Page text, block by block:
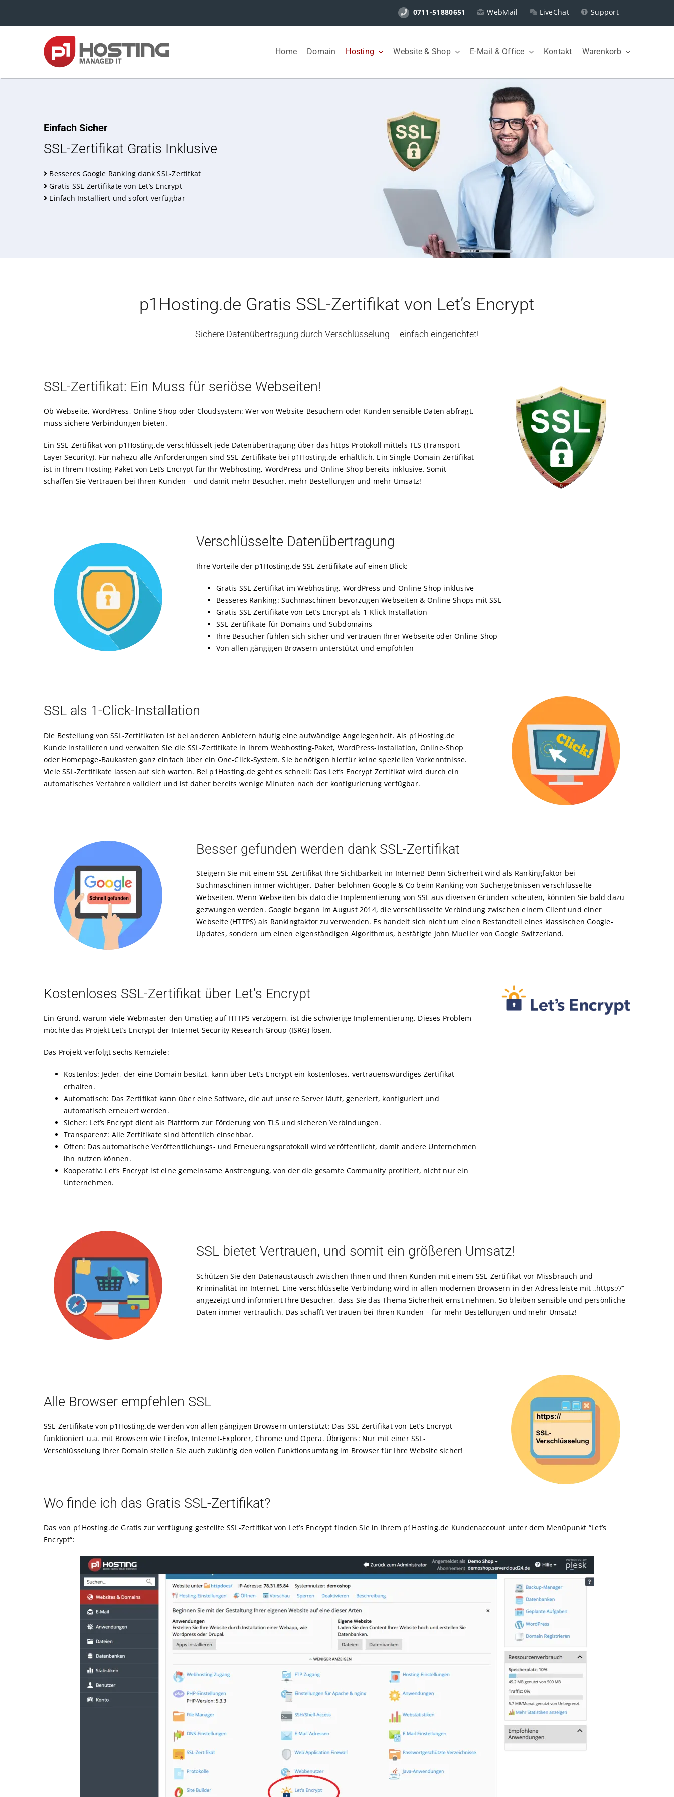
0711-51880651 WebMail LiveChat Support
Home Domain Hosting Website & Shop E-Mail & Office Kontakt Warenkorb
Einfach Sicher
SSL-Zertifikat Gratis Inklusive
Besseres Google Ranking dank SSL-Zertifkat
Gratis SSL-Zertifikate von Let’s Encrypt
Einfach Installiert und sofort verfügbar
p1Hosting.de Gratis SSL-Zertifikat von Let’s Encrypt
Sichere Datenübertragung durch Verschlüsselung – einfach eingerichtet!
SSL-Zertifikat: Ein Muss für seriöse Webseiten!
Ob Webseite, WordPress, Online-Shop oder Cloudsystem: Wer von Website-Besuchern oder Kunden sensible Daten abfragt,
muss sichere Verbindungen bieten.
Ein SSL-Zertifikat von p1Hosting.de verschlüsselt jede Datenübertragung über das https-Protokoll mittels TLS (Transport
Layer Security). Für nahezu alle Anforderungen sind SSL-Zertifikate bei p1Hosting.de erhältlich. Ein Single-Domain-Zertifikat
ist in Ihrem Hosting-Paket von Let’s Encrypt für Ihr Webhosting, WordPress und Online-Shop bereits inklusive. Somit
schaffen Sie Vertrauen bei Ihren Kunden – und damit mehr Besucher, mehr Bestellungen und mehr Umsatz!
Verschlüsselte Datenübertragung
Ihre Vorteile der p1Hosting.de SSL-Zertifikate auf einen Blick:
Gratis SSL-Zertifikat im Webhosting, WordPress und Online-Shop inklusive
Besseres Ranking: Suchmaschinen bevorzugen Webseiten & Online-Shops mit SSL
Gratis SSL-Zertifikate von Let’s Encrypt als 1-Klick-Installation
SSL-Zertifikate für Domains und Subdomains
Ihre Besucher fühlen sich sicher und vertrauen Ihrer Webseite oder Online-Shop
Von allen gängigen Browsern unterstützt und empfohlen
SSL als 1-Click-Installation
Die Bestellung von SSL-Zertifikaten ist bei anderen Anbietern häufig eine aufwändige Angelegenheit. Als p1Hosting.de
Kunde installieren und verwalten Sie die SSL-Zertifikate in Ihrem Webhosting-Paket, WordPress-Installation, Online-Shop
oder Homepage-Baukasten ganz einfach über ein One-Click-System. Sie benötigen hierfür keine speziellen Vorkenntnisse.
Viele SSL-Zertifikate lassen auf sich warten. Bei p1Hosting.de geht es schnell: Das Let’s Encrypt Zertifikat wird durch ein
automatisches Verfahren validiert und ist daher bereits wenige Minuten nach der konfigurierung verfügbar.
Besser gefunden werden dank SSL-Zertifikat
Steigern Sie mit einem SSL-Zertifikat Ihre Sichtbarkeit im Internet! Denn Sicherheit wird als Rankingfaktor bei
Suchmaschinen immer wichtiger. Daher belohnen Google & Co beim Ranking von Suchergebnissen verschlüsselte
Webseiten. Wenn Webseiten bis dato die Implementierung von SSL aus diversen Gründen scheuten, könnten Sie bald dazu
gezwungen werden. Google begann im August 2014, die verschlüsselte Verbindung zwischen einem Client und einer
Webseite (HTTPS) als Rankingfaktor zu verwenden. Es handelt sich nicht um einen Bestandteil eines klassischen Google-
Updates, sondern um einen eigenständigen Algorithmus, bestätigte John Mueller von Google Switzerland.
Kostenloses SSL-Zertifikat über Let’s Encrypt
Ein Grund, warum viele Webmaster den Umstieg auf HTTPS verzögern, ist die schwierige Implementierung. Dieses Problem
möchte das Projekt Let’s Encrypt der Internet Security Research Group (ISRG) lösen.
Das Projekt verfolgt sechs Kernziele:
Kostenlos: Jeder, der eine Domain besitzt, kann über Let’s Encrypt ein kostenloses, vertrauenswürdiges Zertifikat
erhalten.
Automatisch: Das Zertifikat kann über eine Software, die auf unsere Server läuft, generiert, konfiguriert und
automatisch erneuert werden.
Sicher: Let’s Encrypt dient als Plattform zur Förderung von TLS und sicheren Verbindungen.
Transparenz: Alle Zertifikate sind öffentlich einsehbar.
Offen: Das automatische Veröffentlichungs- und Erneuerungsprotokoll wird veröffentlicht, damit andere Unternehmen
ihn nutzen können.
Kooperativ: Let’s Encrypt ist eine gemeinsame Anstrengung, von der die gesamte Community profitiert, nicht nur ein
Unternehmen.
SSL bietet Vertrauen, und somit ein größeren Umsatz!
Schützen Sie den Datenaustausch zwischen Ihnen und Ihren Kunden mit einem SSL-Zertifikat vor Missbrauch und
Kriminalität im Internet. Eine verschlüsselte Verbindung wird in allen modernen Browsern in der Adressleiste mit „https://“
angezeigt und informiert Ihre Besucher, dass Sie das Thema Sicherheit ernst nehmen. So bleiben sensible und persönliche
Daten immer vertraulich. Das schafft Vertrauen bei Ihren Kunden – für mehr Bestellungen und mehr Umsatz!
Alle Browser empfehlen SSL
SSL-Zertifikate von p1Hosting.de werden von allen gängigen Browsern unterstützt: Das SSL-Zertifikat von Let’s Encrypt
funktioniert u.a. mit Browsern wie Firefox, Internet-Explorer, Chrome und Opera. Übrigens: Nur mit einer SSL-
Verschlüsselung Ihrer Domain stellen Sie auch zukünfig den vollen Funktionsumfang im Browser für Ihre Website sicher!
Wo finde ich das Gratis SSL-Zertifikat?
Das von p1Hosting.de Gratis zur verfügung gestellte SSL-Zertifikat von Let’s Encrypt finden Sie in Ihrem p1Hosting.de Kundenaccount unter dem Menüpunkt “Let’s
Encrypt“: